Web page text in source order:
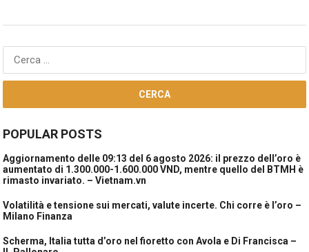
Ricerca
per:
POPULAR POSTS
Aggiornamento delle 09:13 del 6 agosto 2026: il prezzo dell’oro è
aumentato di 1.300.000-1.600.000 VND, mentre quello del BTMH è
rimasto invariato. – Vietnam.vn
Volatilità e tensione sui mercati, valute incerte. Chi corre è l’oro –
Milano Finanza
Scherma, Italia tutta d’oro nel fioretto con Avola e Di Francisca –